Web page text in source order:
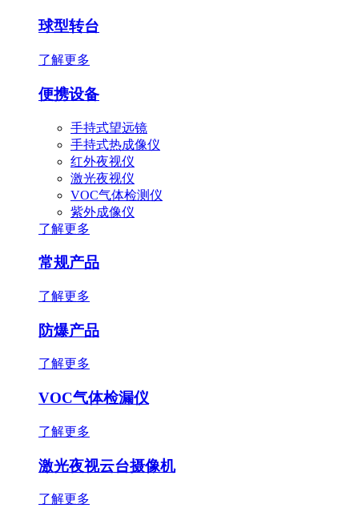
球型转台
了解更多
便携设备
手持式望远镜
手持式热成像仪
红外夜视仪
激光夜视仪
VOC气体检测仪
紫外成像仪
了解更多
常规产品
了解更多
防爆产品
了解更多
VOC气体检漏仪
了解更多
激光夜视云台摄像机
了解更多